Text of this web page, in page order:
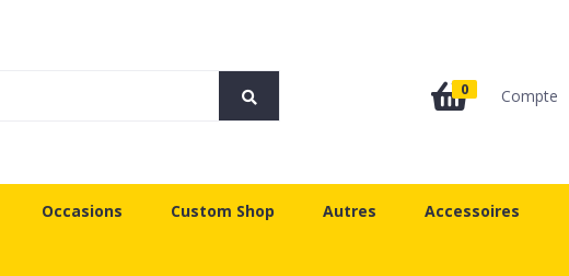
0 Compte
Occasions Custom Shop Autres Accessoires